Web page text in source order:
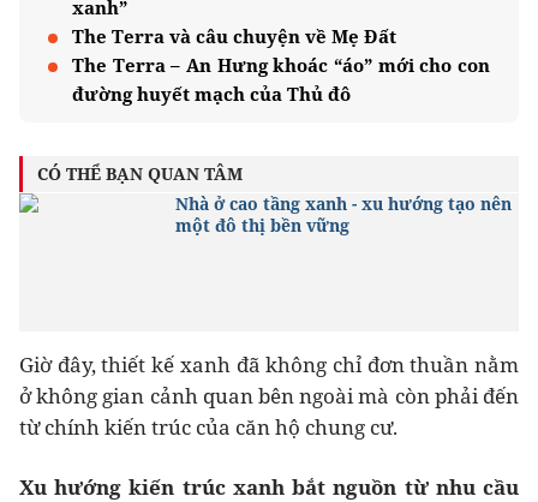
xanh”
The Terra và câu chuyện về Mẹ Đất
The Terra – An Hưng khoác “áo” mới cho con
đường huyết mạch của Thủ đô
CÓ THỂ BẠN QUAN TÂM
Nhà ở cao tầng xanh - xu hướng tạo nên
một đô thị bền vững
Giờ đây, thiết kế xanh đã không chỉ đơn thuần nằm
ở không gian cảnh quan bên ngoài mà còn phải đến
từ chính kiến trúc của căn hộ chung cư.
Xu hướng kiến trúc xanh bắt nguồn từ nhu cầu